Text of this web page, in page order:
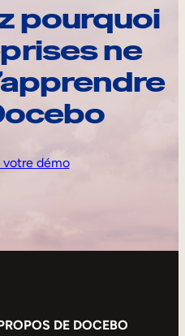
pourquoi
ne
votre démo
DE DOCEBO